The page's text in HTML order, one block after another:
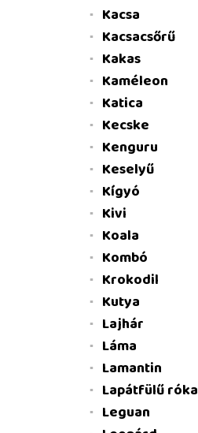
Kacsa
Kacsacsőrű
Kakas
Kaméleon
Katica
Kecske
Kenguru
Keselyű
Kígyó
Kivi
Koala
Kombó
Krokodil
Kutya
Lajhár
Láma
Lamantin
Lapátfülű róka
Leguan